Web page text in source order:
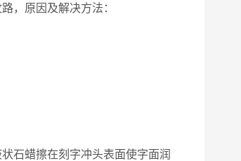
，原因及解决方法：
石蜡擦在刻字冲头表面使字面润